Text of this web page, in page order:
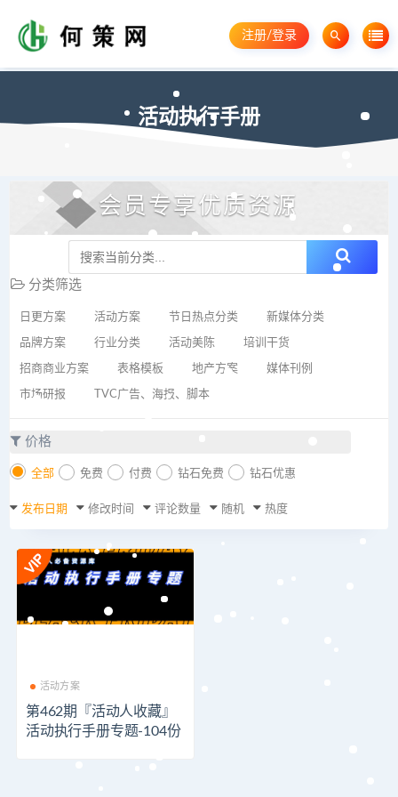
注册/登录
活动执行手册
会员专享优质资源
分类筛选
日更方案 活动方案 节日热点分类 新媒体分类
品牌方案 行业分类 活动美陈 培训干货
招商商业方案 表格模板 地产方案 媒体刊例
市场研报 TVC广告、海报、脚本
价格
全部 免费 付费 钻石免费 钻石优惠
发布日期 修改时间 评论数量 随机 热度
活动方案
第462期『活动人收藏』
活动执行手册专题-104份